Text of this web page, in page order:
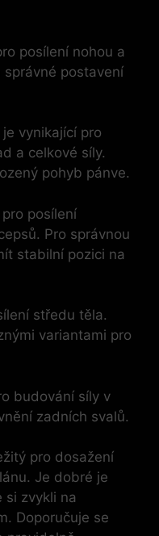
posílení nohou a
postavení
vynikající pro
a celkové síly.
pohyb pánve.
posílení
Pro správnou
stabilní pozici na
středu těla.
variantami pro
budování síly v
zadních svalů.
pro dosažení
Je dobré je
si zvykli na
Doporučuje se